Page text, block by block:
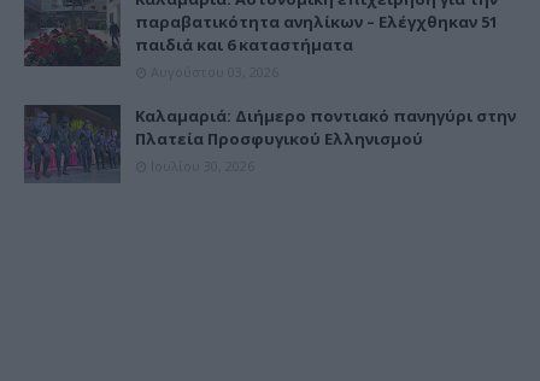
παραβατικότητα ανηλίκων – Ελέγχθηκαν 51
παιδιά και 6 καταστήματα
Καλαμαριά: Διήμερο ποντιακό πανηγύρι στην
Πλατεία Προσφυγικού Ελληνισμού